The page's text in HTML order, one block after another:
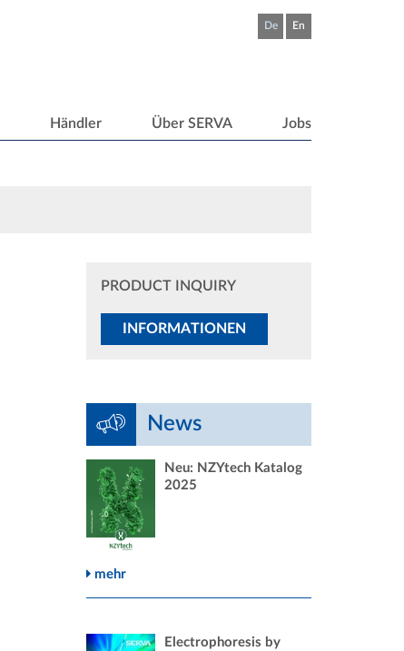
De En
Händler Über SERVA Jobs
PRODUCT INQUIRY
INFORMATIONEN
News
Neu: NZYtech Katalog
2025
mehr
Electrophoresis by